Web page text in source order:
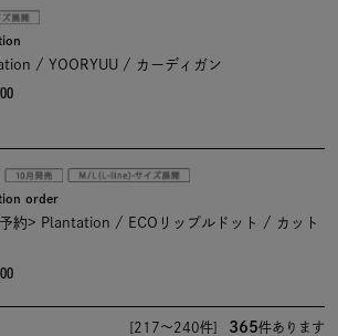
/ YOORYUU / カーディガン
order
約> Plantation / ECOリップルドット / カット
[217～240件] 365件あります